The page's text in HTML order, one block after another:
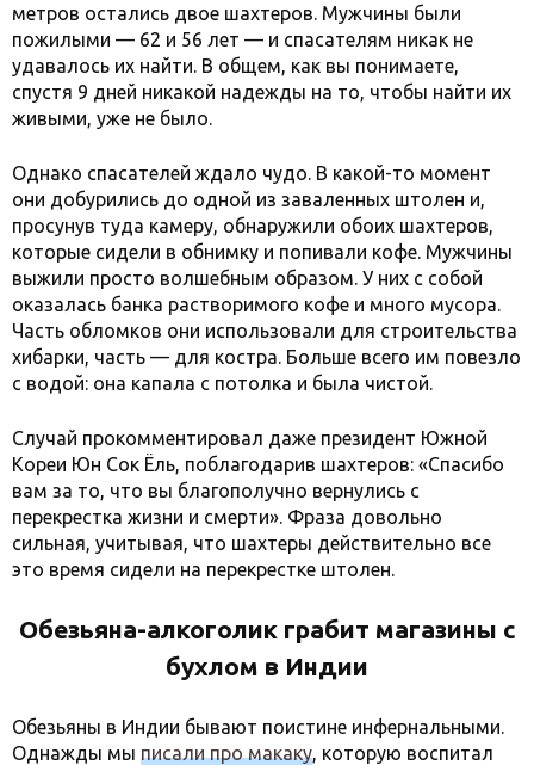
метров остались двое шахтеров. Мужчины были
пожилыми — 62 и 56 лет — и спасателям никак не
удавалось их найти. В общем, как вы понимаете,
спустя 9 дней никакой надежды на то, чтобы найти их
живыми, уже не было.
Однако спасателей ждало чудо. В какой-то момент
они добурились до одной из заваленных штолен и,
просунув туда камеру, обнаружили обоих шахтеров,
которые сидели в обнимку и попивали кофе. Мужчины
выжили просто волшебным образом. У них с собой
оказалась банка растворимого кофе и много мусора.
Часть обломков они использовали для строительства
хибарки, часть — для костра. Больше всего им повезло
с водой: она капала с потолка и была чистой.
Случай прокомментировал даже президент Южной
Кореи Юн Сок Ёль, поблагодарив шахтеров: «Спасибо
вам за то, что вы благополучно вернулись с
перекрестка жизни и смерти». Фраза довольно
сильная, учитывая, что шахтеры действительно все
это время сидели на перекрестке штолен.
Обезьяна-алкоголик грабит магазины с
бухлом в Индии
Обезьяны в Индии бывают поистине инфернальными.
Однажды мы писали про макаку, которую воспитал